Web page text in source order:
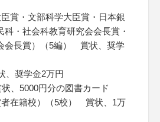
賞・文部科学大臣賞・日本銀
・社会科教育研究会会長賞・
会長賞）（5編） 賞状、奨学
奨学金2万円
、5000円分の図書カード
者在籍校）（5校） 賞状、1万